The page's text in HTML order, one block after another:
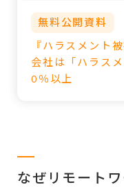
無料公開資料
『ハラスメント
会社は「ハラス
0％以上
なぜリモート